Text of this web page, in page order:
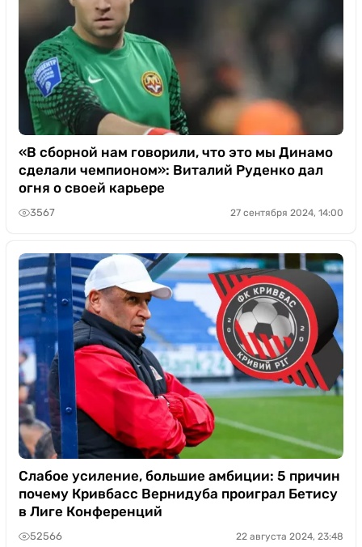
«В сборной нам говорили, что это мы Динамо
сделали чемпионом»: Виталий Руденко дал
огня о своей карьере
3567 27 сентября 2024, 14:00
Слабое усиление, большие амбиции: 5 причин
почему Кривбасс Вернидуба проиграл Бетису
в Лиге Конференций
52566 22 августа 2024, 23:48